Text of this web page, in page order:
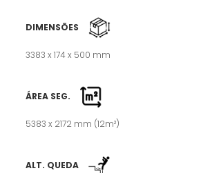
DIMENSÕES
3383 x 174 x 500 mm
ÁREA SEG.
5383 x 2172 mm (12m²)
ALT. QUEDA